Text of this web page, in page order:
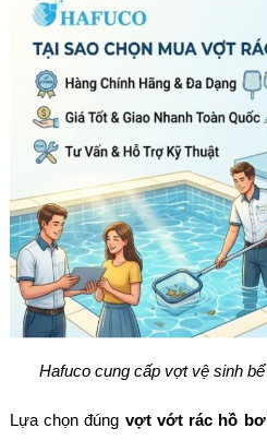
Hafuco cung cấp vợt vệ sinh
Lựa chọn đúng vợt vớt rác hồ